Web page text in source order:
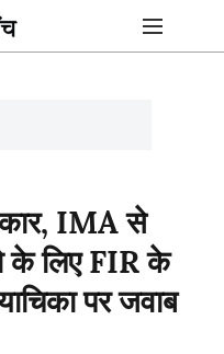
IMA से
के लिए FIR के
पर जवाब